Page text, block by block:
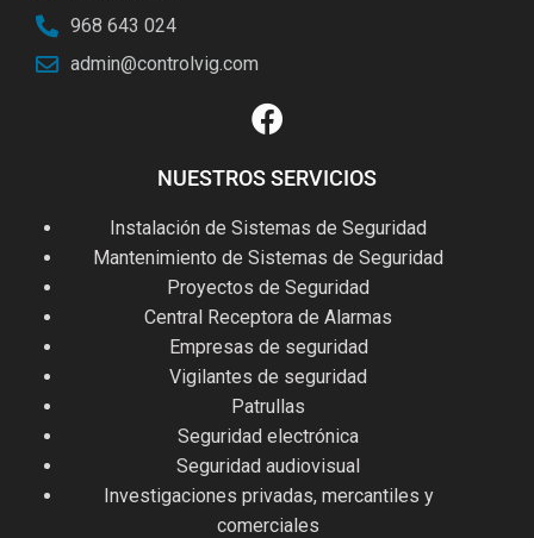
968 643 024
admin@controlvig.com
NUESTROS SERVICIOS
Instalación de Sistemas de Seguridad
Mantenimiento de Sistemas de Seguridad
Proyectos de Seguridad
Central Receptora de Alarmas
Empresas de seguridad
Vigilantes de seguridad
Patrullas
Seguridad electrónica
Seguridad audiovisual
Investigaciones privadas, mercantiles y
comerciales